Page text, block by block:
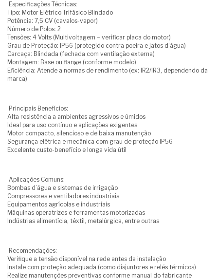
Especificações Técnicas:
Tipo: Motor Elétrico Trifásico Blindado
Potência: 7,5 CV (cavalos-vapor)
Número de Polos: 2
Tensões: 4 Volts (Multivoltagem – verificar placa do motor)
Grau de Proteção: IP56 (protegido contra poeira e jatos d’água)
Carcaça: Blindada (fechada com ventilação externa)
Montagem: Base ou flange (conforme modelo)
Eficiência: Atende a normas de rendimento (ex: IR2/IR3, dependendo da
marca)
Principais Benefícios:
Alta resistência a ambientes agressivos e úmidos
Ideal para uso contínuo e aplicações exigentes
Motor compacto, silencioso e de baixa manutenção
Segurança elétrica e mecânica com grau de proteção IP56
Excelente custo-benefício e longa vida útil
Aplicações Comuns:
Bombas d’água e sistemas de irrigação
Compressores e ventiladores industriais
Equipamentos agrícolas e industriais
Máquinas operatrizes e ferramentas motorizadas
Indústrias alimentícia, têxtil, metalúrgica, entre outras
Recomendações:
Verifique a tensão disponível na rede antes da instalação
Instale com proteção adequada (como disjuntores e relés térmicos)
Realize manutenções preventivas conforme manual do fabricante